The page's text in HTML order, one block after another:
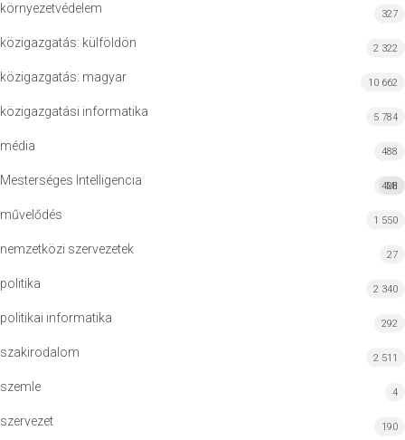
környezetvédelem 327
közigazgatás: külföldön 2 322
közigazgatás: magyar 10 662
közigazgatási informatika 5 784
média 488
Mesterséges Intelligencia MI
428
művelődés 1 550
nemzetközi szervezetek 27
politika 2 340
politikai informatika 292
szakirodalom 2 511
szemle 4
szervezet 190